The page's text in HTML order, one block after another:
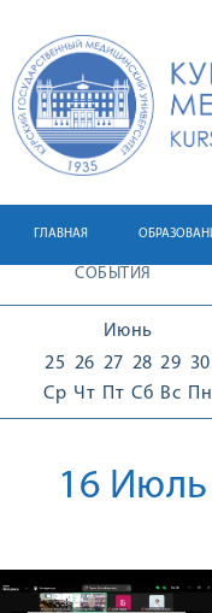
ГЛАВНАЯ
СОБЫТИЯ
Июнь
25
Ср
26
Чт
27
Пт
28
Сб
29
Вс
30
Пн
16